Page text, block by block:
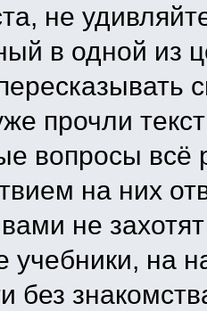
не
в одной из
прочли
вопросы
на них
не
учебники, на
без